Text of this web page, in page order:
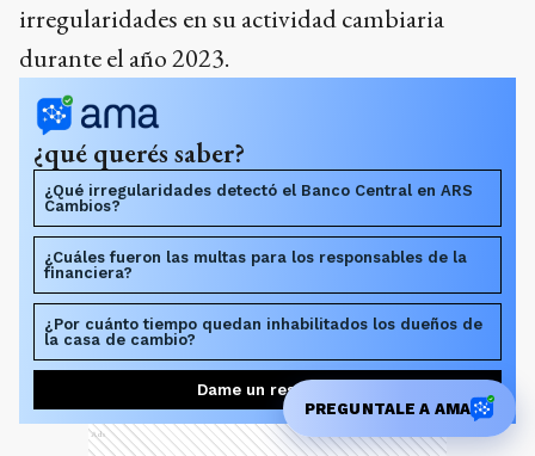
irregularidades en su actividad cambiaria
durante el año 2023.
¿qué querés saber?
¿Qué irregularidades detectó el Banco Central en ARS
Cambios?
¿Cuáles fueron las multas para los responsables de la
financiera?
¿Por cuánto tiempo quedan inhabilitados los dueños de
la casa de cambio?
Dame un resumen
Ads
PREGUNTALE A AMA